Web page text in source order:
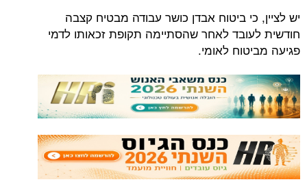
יש לציין, כי ביטוח אבדן כושר עבודה מבטיח קצבה
חודשית לעובד לאחר שהסתיימה תקופת זכאותו לדמי
פגיעה מביטוח לאומי.